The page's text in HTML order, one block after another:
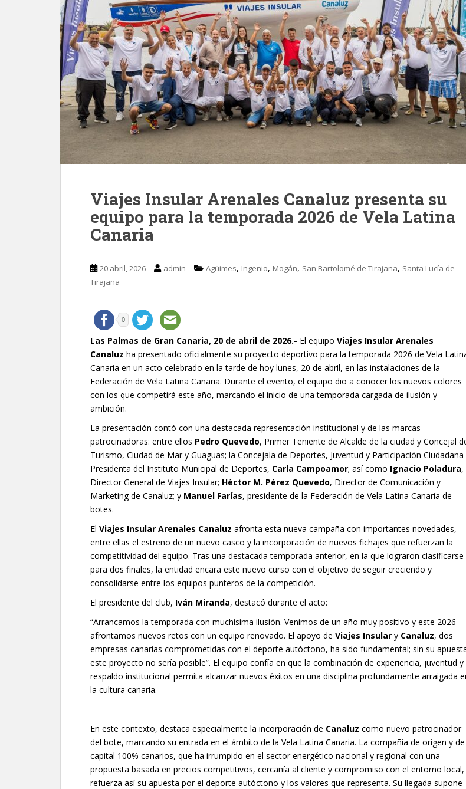
Viajes Insular Arenales Canaluz presenta su
equipo para la temporada 2026 de Vela Latina
Canaria
20 abril, 2026 admin Agüimes, Ingenio, Mogán, San Bartolomé de Tirajana, Santa Lucía de
Tirajana
0
Las Palmas de Gran Canaria, 20 de abril de 2026.- El equipo Viajes Insular Arenales
Canaluz ha presentado oficialmente su proyecto deportivo para la temporada 2026 de Vela
Canaria en un acto celebrado en la tarde de hoy lunes, 20 de abril, en las instalaciones de la
Federación de Vela Latina Canaria. Durante el evento, el equipo dio a conocer los nuevos colores
con los que competirá este año, marcando el inicio de una temporada cargada de ilusión y
ambición.
La presentación contó con una destacada representación institucional y de las marcas
patrocinadoras: entre ellos Pedro Quevedo, Primer Teniente de Alcalde de la ciudad y Concejal
Turismo, Ciudad de Mar y Guaguas; la Concejala de Deportes, Juventud y Participación Ciudadana
Presidenta del Instituto Municipal de Deportes, Carla Campoamor; así como Ignacio Poladura,
Director General de Viajes Insular; Héctor M. Pérez Quevedo, Director de Comunicación y
Marketing de Canaluz; y Manuel Farías, presidente de la Federación de Vela Latina Canaria de
botes.
El Viajes Insular Arenales Canaluz afronta esta nueva campaña con importantes novedades,
entre ellas el estreno de un nuevo casco y la incorporación de nuevos fichajes que refuerzan la
competitividad del equipo. Tras una destacada temporada anterior, en la que lograron clasificarse
para dos finales, la entidad encara este nuevo curso con el objetivo de seguir creciendo y
consolidarse entre los equipos punteros de la competición.
El presidente del club, Iván Miranda, destacó durante el acto:
“Arrancamos la temporada con muchísima ilusión. Venimos de un año muy positivo y este 2026
afrontamos nuevos retos con un equipo renovado. El apoyo de Viajes Insular y Canaluz, dos
empresas canarias comprometidas con el deporte autóctono, ha sido fundamental; sin su
este proyecto no sería posible”. El equipo confía en que la combinación de experiencia, juventud y
respaldo institucional permita alcanzar nuevos éxitos en una disciplina profundamente arraigada
la cultura canaria.
En este contexto, destaca especialmente la incorporación de Canaluz como nuevo patrocinador
del bote, marcando su entrada en el ámbito de la Vela Latina Canaria. La compañía de origen y de
capital 100% canarios, que ha irrumpido en el sector energético nacional y regional con una
propuesta basada en precios competitivos, cercanía al cliente y compromiso con el entorno local,
refuerza así su apuesta por el deporte autóctono y los valores que representa. Su llegada supone